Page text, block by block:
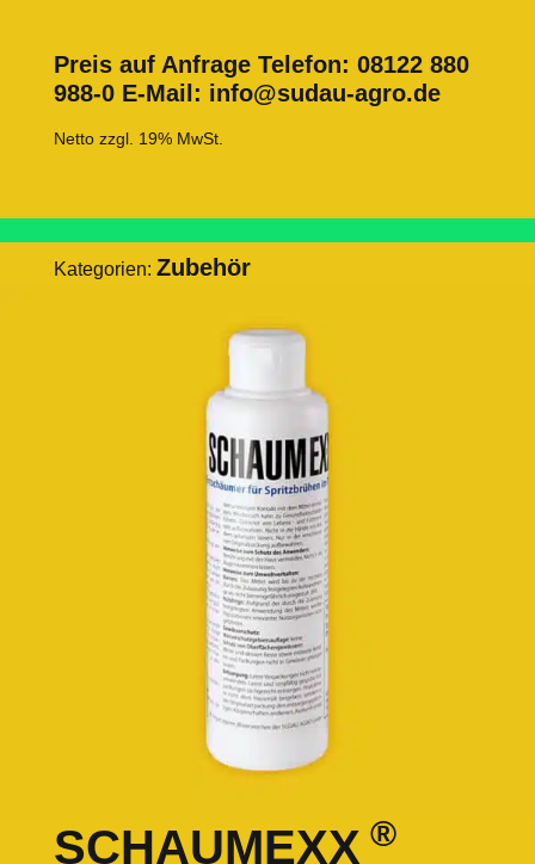
Preis auf AnfrageTelefon: 08122 880
988-0 E-Mail: info@sudau-agro.de
Netto zzgl. 19% MwSt.
Kategorien: Zubehör
SCHAUMEXX ®